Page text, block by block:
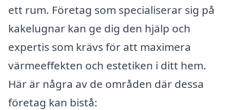
ett rum. Företag som specialiserar sig på
kakelugnar kan ge dig den hjälp och
expertis som krävs för att maximera
värmeeffekten och estetiken i ditt hem.
Här är några av de områden där dessa
företag kan bistå: